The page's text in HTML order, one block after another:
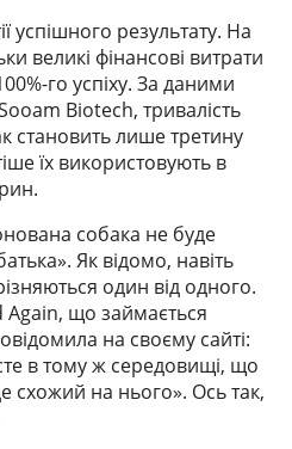
успішного результату. На
великі фінансові витрати
го успіху. За даними
Biotech, тривалість
становить лише третину
їх використовують в
собака не буде
Як відомо, навіть
один від одного.
Again, що займається
на своєму сайті:
в тому ж середовищі, що
схожий на нього». Ось так,